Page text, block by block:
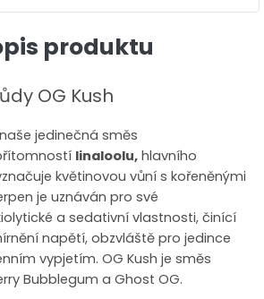
produktu
OG Kush
jedinečná směs
linaloolu, hlavního
květinovou vůní s kořeněnými
je uznáván pro své
a sedativní vlastnosti, činící
napětí, obzvláště pro jedince
vypjetím. OG Kush je směs
Bubblegum a Ghost OG.